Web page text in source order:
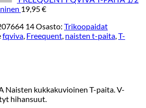
19,95€
14Osasto: Trikoopaidat
fqviva, Freequent, naisten t-paita,T-
Naisten kukkakuvioinen T-paita. V-
hihansuut.